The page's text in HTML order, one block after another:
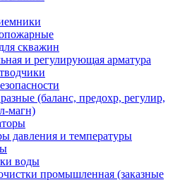
скважин
и регулирующая арматура
(баланс, предохр, регулир,
магн)
давления и температуры
воды
промышленная (заказные